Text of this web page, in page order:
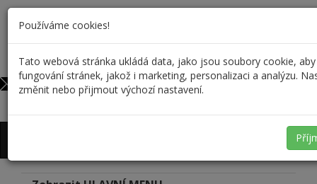
732 590 698
info@profiskal.cz
0
Používáme cookies!
Tato webová stránka ukládá data, jako jsou soubory cookie,
fungování stránek, jakož i marketing, personalizaci a analýzu.
změnit nebo přijmout výchozí nastavení.